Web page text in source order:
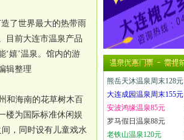
了世界最大的热带雨
目前大连市温泉产品
‘嬉’温泉。馆内的游
辑整理
和海南的花草树木百
楼为国际标准休闲娱
，同时设有儿童戏水
熊岳天沐温泉周末128元
大连成园温泉周末155元
安波鸿缘温泉85元
罗马假日温泉88元
老铁山温泉120元